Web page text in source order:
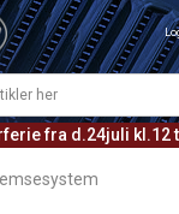
fra d.24juli kl.12